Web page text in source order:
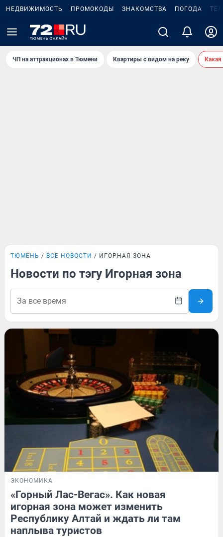
НЕДВИЖИМОСТЬ ПРОМОКОДЫ ЗНАКОМСТВА ПОГОДА
ЧП на аттракционах в Тюмени Квартиры с видом на реку
ТЮМЕНЬ ВСЕ НОВОСТИ ИГОРНАЯ ЗОНА
Новости по тэгу Игорная зона
ЭКОНОМИКА
«Горный Лас-Вегас». Как новая
игорная зона может изменить
Республику Алтай и ждать ли там
наплыва туристов